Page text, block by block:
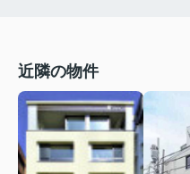
近隣の物件